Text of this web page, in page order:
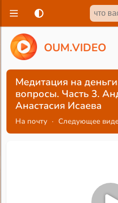
OUM.VIDEO
Медитация на
вопросы. Часть 3.
Анастасия Исаева
На почту · Следующее